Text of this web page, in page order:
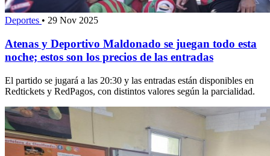
Deportes • 29 Nov 2025
Atenas y Deportivo Maldonado se juegan todo esta
noche; estos son los precios de las entradas
El partido se jugará a las 20:30 y las entradas están disponibles en
Redtickets y RedPagos, con distintos valores según la parcialidad.